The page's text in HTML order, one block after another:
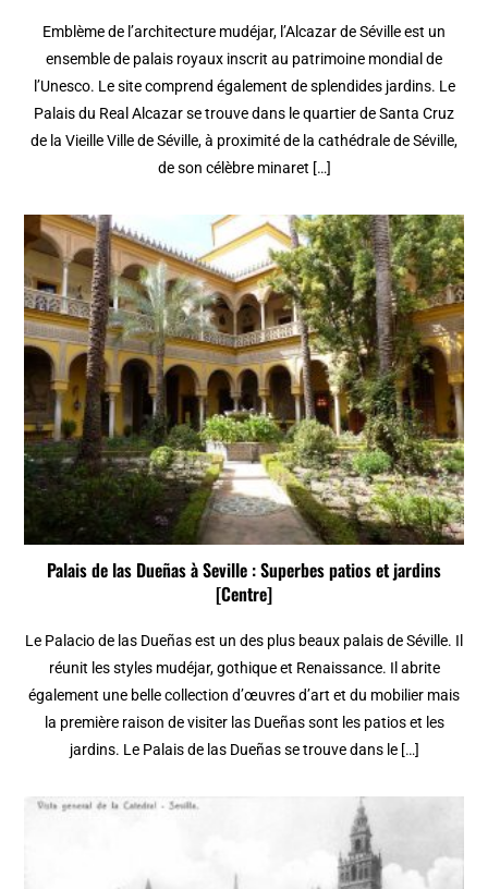
Emblème de l’architecture mudéjar, l’Alcazar de Séville est un
ensemble de palais royaux inscrit au patrimoine mondial de
l’Unesco. Le site comprend également de splendides jardins. Le
Palais du Real Alcazar se trouve dans le quartier de Santa Cruz
de la Vieille Ville de Séville, à proximité de la cathédrale de Séville,
de son célèbre minaret […]
Palais de las Dueñas à Seville : Superbes patios et jardins
[Centre]
Le Palacio de las Dueñas est un des plus beaux palais de Séville. Il
réunit les styles mudéjar, gothique et Renaissance. Il abrite
également une belle collection d’œuvres d’art et du mobilier mais
la première raison de visiter las Dueñas sont les patios et les
jardins. Le Palais de las Dueñas se trouve dans le […]